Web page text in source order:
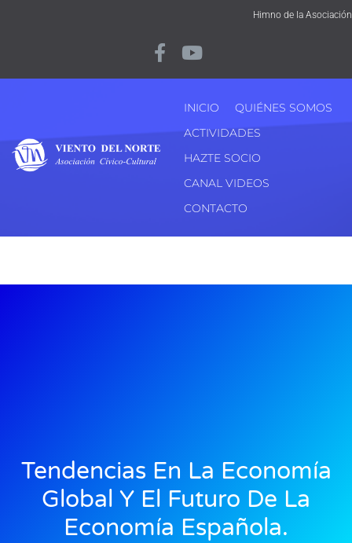
Himno de la Asociación
INICIO
QUIÉNES SOMOS
ACTIVIDADES
HAZTE SOCIO
CANAL VIDEOS
CONTACTO
Tendencias En La Economía
Global Y El Futuro De La
Economía Española.